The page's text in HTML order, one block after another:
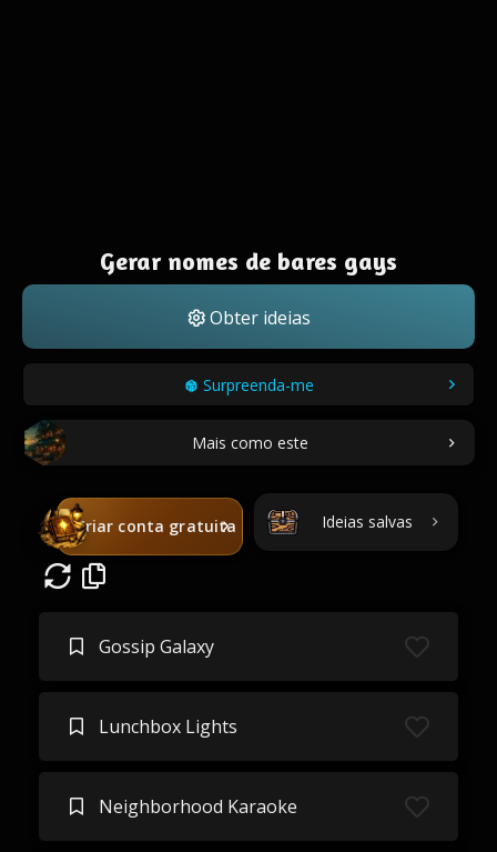
Gerar nomes de bares gays
Obter ideias
Surpreenda-me
Mais como este
Criar conta gratuita Ideias salvas
Gossip Galaxy
Lunchbox Lights
Neighborhood Karaoke